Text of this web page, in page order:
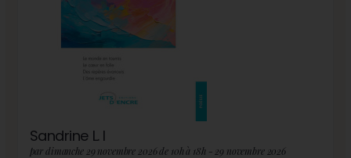
Sandrine L. I
par dimanche 29 novembre 2026 de 10h à 18h - 29 novembre 2026